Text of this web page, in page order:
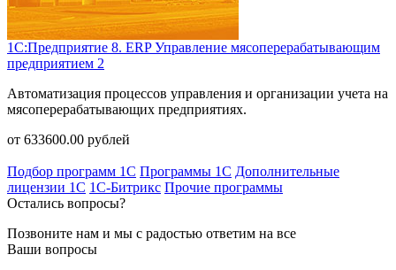
1С:Предприятие 8. ERP Управление мясоперерабатывающим
предприятием 2
Автоматизация процессов управления и организации учета на
мясоперерабатывающих предприятиях.
от 633600.00 рублей
Подбор программ 1С Программы 1С Дополнительные
лицензии 1С 1С-Битрикс Прочие программы
Остались вопросы?
Позвоните нам и мы с радостью ответим на все
Ваши вопросы